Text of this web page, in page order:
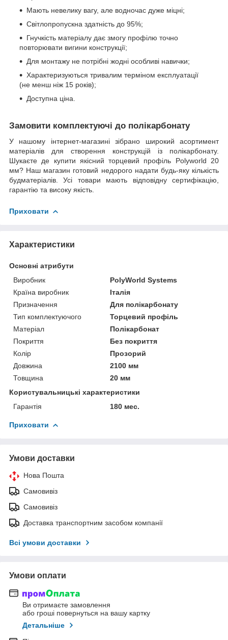
Мають невелику вагу, але водночас дуже міцні;
Світлопропускна здатність до 95%;
Гнучкість матеріалу дає змогу профілю точно
повторювати вигини конструкції;
Для монтажу не потрібні жодні особливі навички;
Характеризуються тривалим терміном експлуатації
(не менш ніж 15 років);
Доступна ціна.
Замовити комплектуючі до полікарбонату
У нашому інтернет-магазині зібрано широкий асортимент
матеріалів для створення конструкцій із полікарбонату.
Шукаєте де купити якісний торцевий профіль Polyworld 20
мм? Наш магазин готовий недорого надати будь-яку кількість
будматеріалів. Усі товари мають відповідну сертифікацію,
гарантію та високу якість.
Приховати
Характеристики
Основні атрибути
Виробник
PolyWorld Systems
Країна виробник
Італія
Призначення
Для полікарбонату
Тип комплектуючого
Торцевий профіль
Матеріал
Полікарбонат
Покриття
Без покриття
Колір
Прозорий
Довжина
2100 мм
Товщина
20 мм
Користувальницькі характеристики
Гарантія
180 мес.
Приховати
Умови доставки
Нова Пошта
Самовивіз
Самовивіз
Доставка транспортним засобом компанії
Всі умови доставки
Умови оплати
Ви отримаєте замовлення
або гроші повернуться на вашу картку
Детальніше